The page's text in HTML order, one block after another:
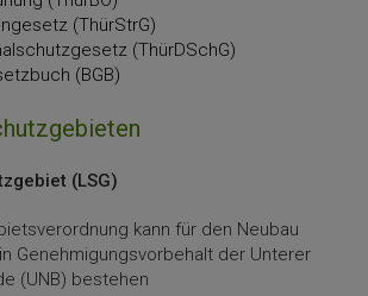
(ThürStrG)
(ThürDSchG)
(BGB)
(LSG)
kann für den Neubau
Genehmigungsvorbehalt der Unterer
(UNB) bestehen